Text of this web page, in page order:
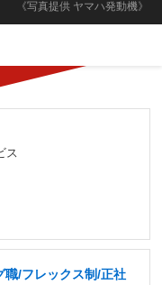
《写真提供 ヤマハ発動機》
ス
職/フレックス制/正社